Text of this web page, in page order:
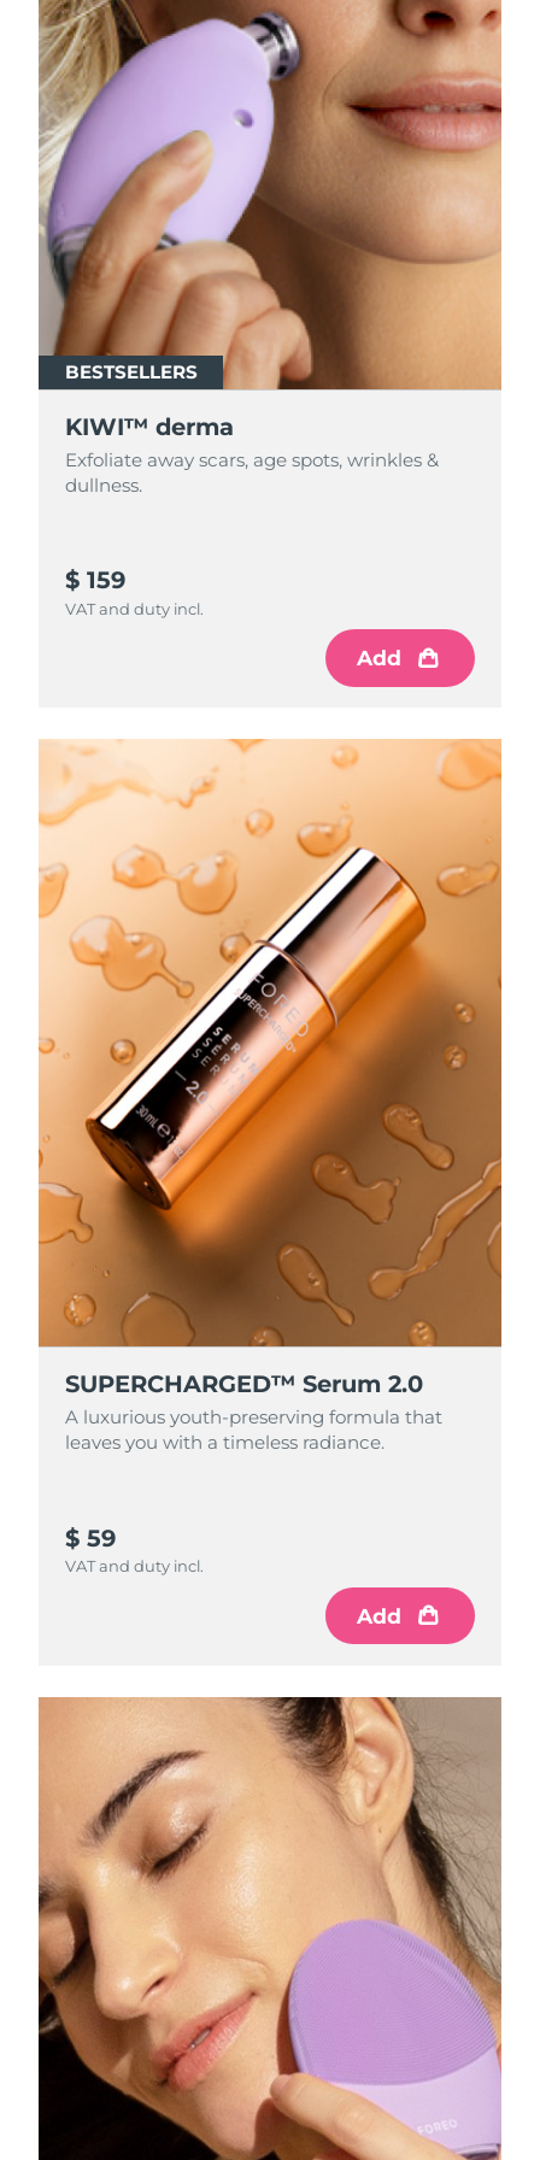
BESTSELLERS
KIWI™ derma
Exfoliate away scars, age spots, wrinkles &
dullness.
$ 159
VAT and duty incl.
Add
SUPERCHARGED™ Serum 2.0
A luxurious youth-preserving formula that
leaves you with a timeless radiance.
$ 59
VAT and duty incl.
Add
中國澳門特別行政區 預計送達日期8/11/26
馬來西亞 預計送達日期8/12/26
馬爾他 預計送達日期8/9/26
墨西哥
摩納哥 預計送達日期8/10/26
荷蘭
紐西蘭
挪威
阿曼
波蘭
預計送達日期 8/9/26
卡達 預計送達日期8/10/26
留尼旺 預計送達日期
羅馬尼亞 預計送達日期8/9/26
俄羅斯 預計送達日期
沙烏地阿拉伯 預計送達日期 8/10/26
新加坡 預計送達日期8/11/26
斯洛伐克 預計送達日期
斯洛維尼亞 預計送達日期8/9/26
預計送達日期 8/17/26
預計送達日期 8/11/26
西班牙 預計送達日期
瑞典 預計送達日期
瑞士 預計送達日期
泰國
預計送達日期 8/10/26
預計送達日期
預計送達日期 8/10/26
烏茲別克 預計送達日期8/14/26
越南 預計送達日期8/15/26